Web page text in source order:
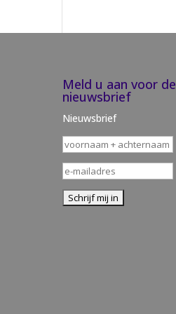
Meld u aan voor de
nieuwsbrief
Nieuwsbrief